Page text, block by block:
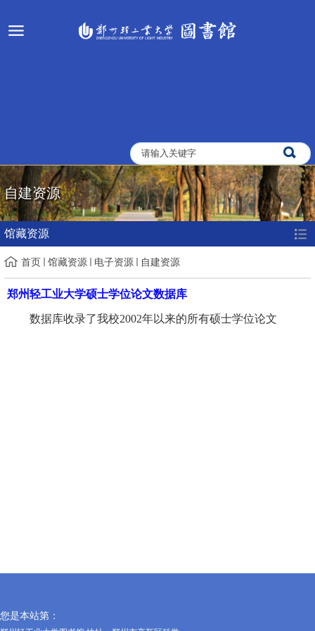
自建资源
馆藏资源
首页 馆藏资源 电子资源 自建资源
郑州轻工业大学硕士学位论文数据库
数据库收录了我校2002年以来的所有硕士学位论文
您是本站第：